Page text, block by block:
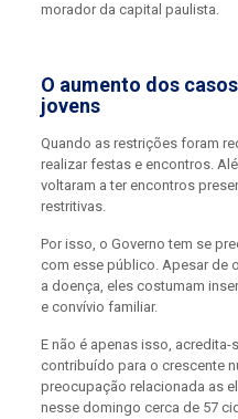
morador da capital paulista.
O aumento dos
jovens
Quando as restrições foram
realizar festas e encontros.
voltaram a ter encontros
restritivas.
Por isso, o Governo tem se
com esse público. Apesar de
a doença, eles costumam
e convívio familiar.
E não é apenas isso,
contribuído para o crescente
preocupação relacionada as
nesse domingo cerca de 57